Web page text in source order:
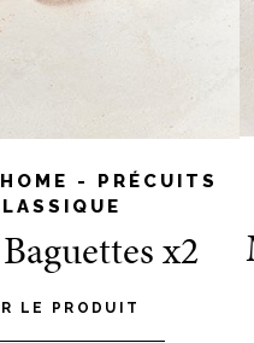
- PRÉCUITS
x2
LE PRODUIT